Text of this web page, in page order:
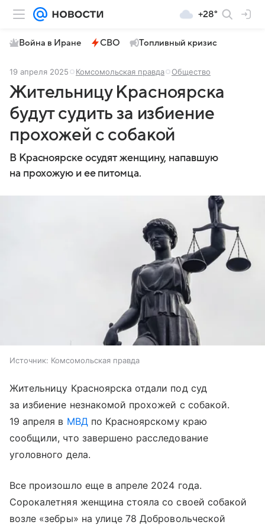
+28°
Война в Иране СВО Топливный кризис
19 апреля 2025 Комсомольская правда Общество
Жительницу Красноярска
будут судить за избиение
прохожей с собакой
В Красноярске осудят женщину, напавшую
на прохожую и ее питомца.
Источник: Комсомольская правда
Жительницу Красноярска отдали под суд
за избиение незнакомой прохожей с собакой.
19 апреля в МВД по Красноярскому краю
сообщили, что завершено расследование
уголовного дела.
Все произошло еще в апреле 2024 года.
Сорокалетняя женщина стояла со своей собакой
возле «зебры» на улице 78 Добровольческой